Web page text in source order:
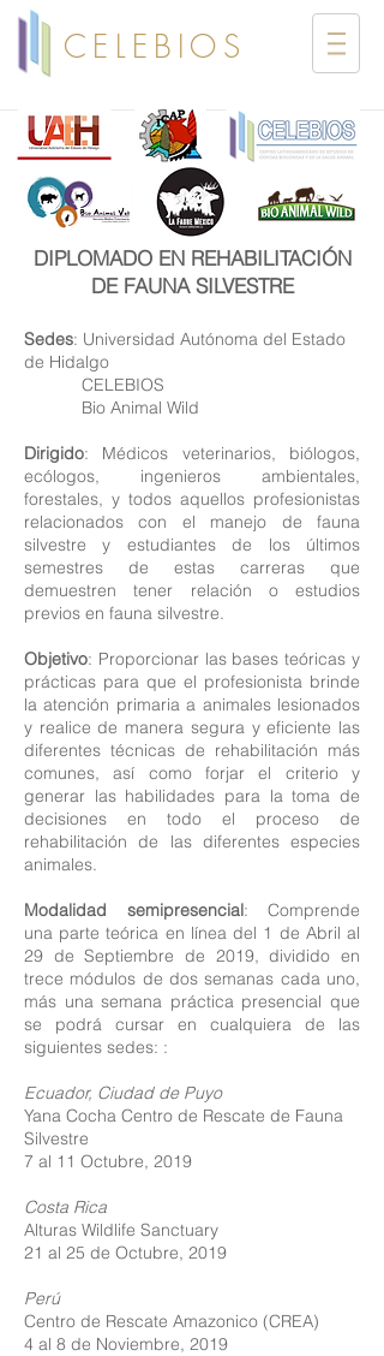
CELEBIOS
DIPLOMADO EN REHABILITACIÓN
DE FAUNA SILVESTRE
Sedes: Universidad Autónoma del Estado
de Hidalgo
CELEBIOS
Bio Animal Wild
Dirigido: Médicos veterinarios, biólogos,
ecólogos, ingenieros ambientales,
forestales, y todos aquellos profesionistas
relacionados con el manejo de fauna
silvestre y estudiantes de los últimos
semestres de estas carreras que
demuestren tener relación o estudios
previos en fauna silvestre.
Objetivo: Proporcionar las bases teóricas y
prácticas para que el profesionista brinde
la atención primaria a animales lesionados
y realice de manera segura y eficiente las
diferentes técnicas de rehabilitación más
comunes, así como forjar el criterio y
generar las habilidades para la toma de
decisiones en todo el proceso de
rehabilitación de las diferentes especies
animales.
Modalidad semipresencial: Comprende
una parte teórica en línea del 1 de Abril al
29 de Septiembre de 2019, dividido en
trece módulos de dos semanas cada uno,
más una semana práctica presencial que
se podrá cursar en cualquiera de las
siguientes sedes: :
Ecuador, Ciudad de Puyo
Yana Cocha Centro de Rescate de Fauna
Silvestre
7 al 11 Octubre, 2019
Costa Rica
Alturas Wildlife Sanctuary
21 al 25 de Octubre, 2019
Perú
Centro de Rescate Amazonico (CREA)
4 al 8 de Noviembre, 2019